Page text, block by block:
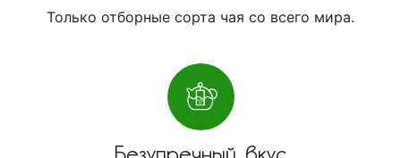
Только отборные сорта чая со всего мира.